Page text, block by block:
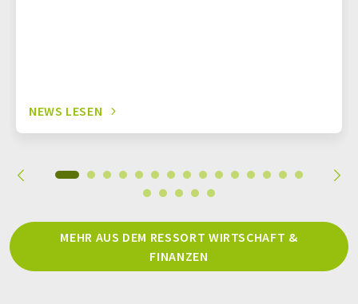
NEWS LESEN
MEHR AUS DEM RESSORT WIRTSCHAFT &
FINANZEN